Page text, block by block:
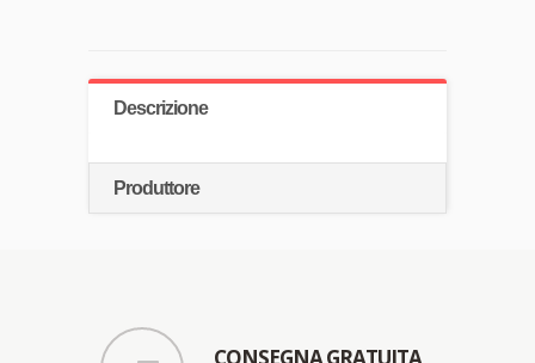
Descrizione
Produttore